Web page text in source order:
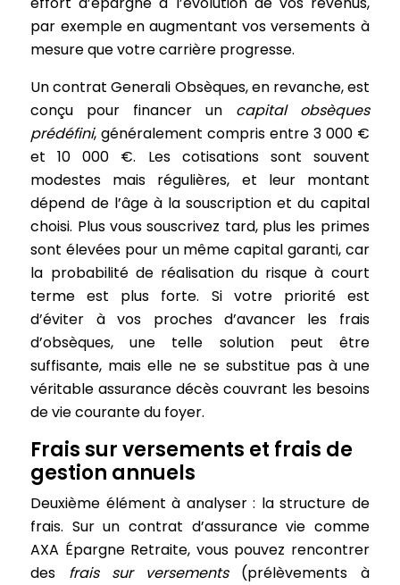
par exemple en augmentant vos versements à
mesure que votre carrière progresse.
Un contrat Generali Obsèques, en revanche, est
conçu pour financer un capital obsèques
prédéfini, généralement compris entre 3 000 €
et 10 000 €. Les cotisations sont souvent
modestes mais régulières, et leur montant
dépend de l’âge à la souscription et du capital
choisi. Plus vous souscrivez tard, plus les primes
sont élevées pour un même capital garanti, car
la probabilité de réalisation du risque à court
terme est plus forte. Si votre priorité est
d’éviter à vos proches d’avancer les frais
d’obsèques, une telle solution peut être
suffisante, mais elle ne se substitue pas à une
véritable assurance décès couvrant les besoins
de vie courante du foyer.
Frais sur versements et frais de
gestion annuels
Deuxième élément à analyser : la structure de
frais. Sur un contrat d’assurance vie comme
AXA Épargne Retraite, vous pouvez rencontrer
des frais sur versements(prélèvements à